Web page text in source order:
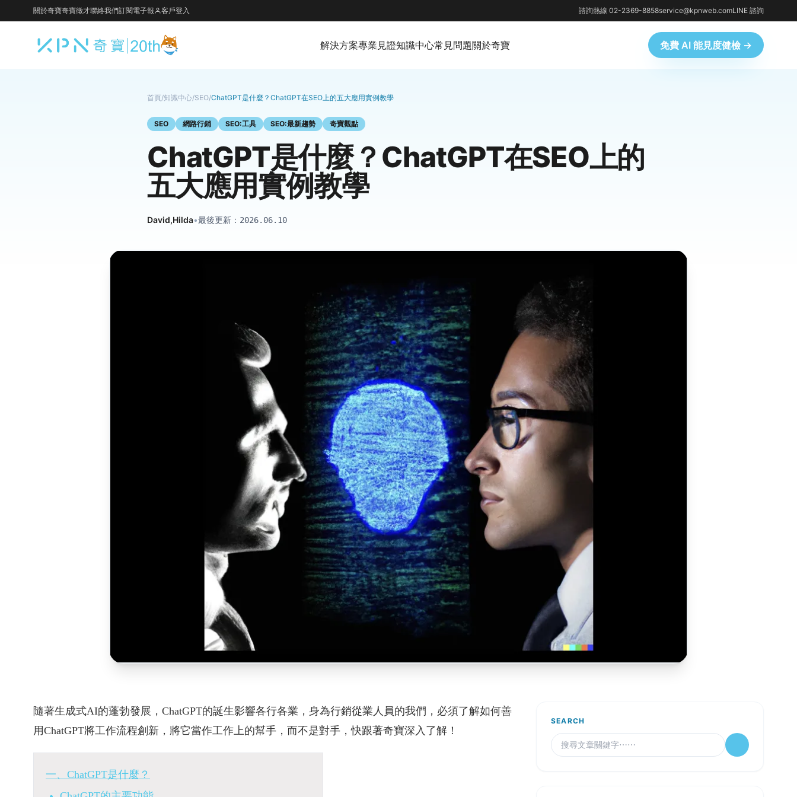
關於奇寶奇寶徵才聯絡我們訂閱電子報 客戶登入 諮詢熱線 02-2369-8858service@kpnweb.comLINE 諮詢
解決方案專業見證知識中心常見問題關於奇寶 免費 AI 能見度健檢 →
首頁/知識中心/SEO/ChatGPT是什麼？ChatGPT在SEO上的五大應用實例教學
SEO 網路行銷 SEO:工具 SEO:最新趨勢 奇寶觀點
ChatGPT是什麼？ChatGPT在SEO上的
五大應用實例教學
David,Hilda•最後更新： 2026.06.10
隨著生成式AI的蓬勃發展，ChatGPT的誕生影響各行各業，身為行銷從業人員的我們，必須了解如何善
用ChatGPT將工作流程創新，將它當作工作上的幫手，而不是對手，快跟著奇寶深入了解！
一、ChatGPT是什麼？
SEARCH